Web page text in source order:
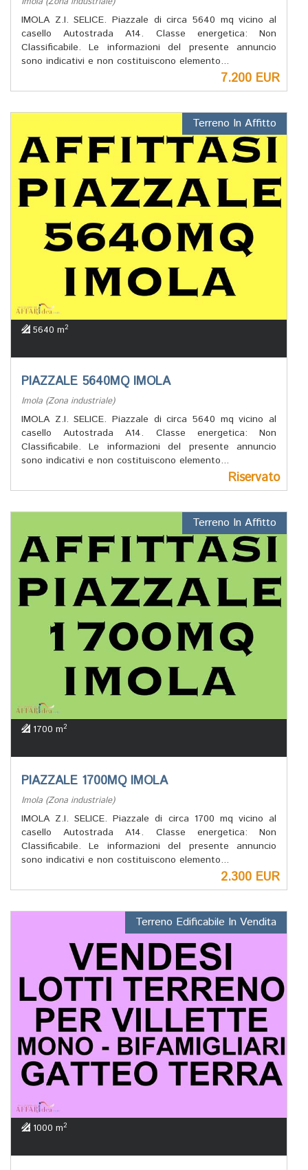
IMOLA Z.I. SELICE. Piazzale di circa 5640 mq vicino al
casello Autostrada A14. Classe energetica: Non
Classificabile. Le informazioni del presente annuncio
sono indicativi e non costituiscono elemento...
7.200 EUR
Terreno In Affitto
5640 m2
PIAZZALE 5640MQ IMOLA
Imola (Zona industriale)
IMOLA Z.I. SELICE. Piazzale di circa 5640 mq vicino al
casello Autostrada A14. Classe energetica: Non
Classificabile. Le informazioni del presente annuncio
sono indicativi e non costituiscono elemento...
Riservato
Terreno In Affitto
1700 m2
PIAZZALE 1700MQ IMOLA
Imola (Zona industriale)
IMOLA Z.I. SELICE. Piazzale di circa 1700 mq vicino al
casello Autostrada A14. Classe energetica: Non
Classificabile. Le informazioni del presente annuncio
sono indicativi e non costituiscono elemento...
2.300 EUR
Terreno Edificabile In Vendita
1000 m2